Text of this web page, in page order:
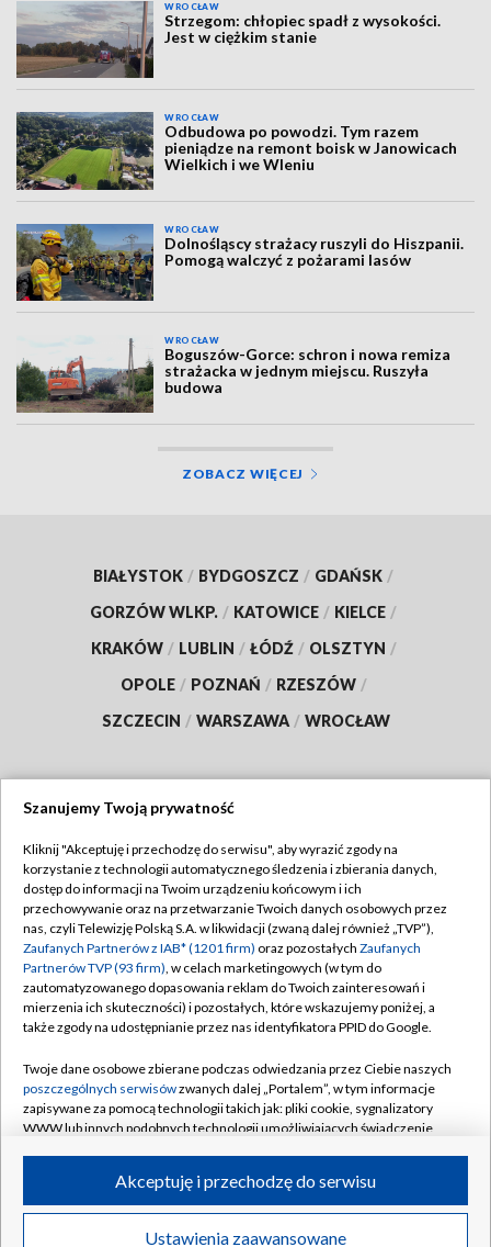
WROCŁAW
Strzegom: chłopiec spadł z wysokości.
Jest w ciężkim stanie
WROCŁAW
Odbudowa po powodzi. Tym razem
pieniądze na remont boisk w Janowicach
Wielkich i we Wleniu
WROCŁAW
Dolnośląscy strażacy ruszyli do Hiszpanii.
Pomogą walczyć z pożarami lasów
WROCŁAW
Boguszów-Gorce: schron i nowa remiza
strażacka w jednym miejscu. Ruszyła
budowa
ZOBACZ WIĘCEJ
BIAŁYSTOK / BYDGOSZCZ / GDAŃSK /
GORZÓW WLKP. / KATOWICE / KIELCE /
KRAKÓW / LUBLIN / ŁÓDŹ / OLSZTYN /
OPOLE / POZNAŃ / RZESZÓW /
SZCZECIN / WARSZAWA / WROCŁAW
TVP
Abonament TVP
Emisja w TVP
Centrum informacji TVP
Naziemna Telewizja Cyfrowa
Rada Programowa
System NOS
Informacje o nadawcy
Program dla prasy
Regulamin TVP
Polityka prywatności
Moje zgody
Pomoc
Kontakt
Kanały
©2026 Telewizja Polska S.A. w likwidacji
Szanujemy Twoją prywatność
Kliknij "Akceptuję i przechodzę do serwisu", aby wyrazić zgody na
korzystanie z technologii automatycznego śledzenia i zbierania danych,
dostęp do informacji na Twoim urządzeniu końcowym i ich
przechowywanie oraz na przetwarzanie Twoich danych osobowych przez
nas, czyli Telewizję Polską S.A. w likwidacji (zwaną dalej również „TVP”),
Zaufanych Partnerów z IAB* (1201 firm) oraz pozostałych Zaufanych
Partnerów TVP (93 firm), w celach marketingowych (w tym do
zautomatyzowanego dopasowania reklam do Twoich zainteresowań i
mierzenia ich skuteczności) i pozostałych, które wskazujemy poniżej, a
także zgody na udostępnianie przez nas identyfikatora PPID do Google.
Twoje dane osobowe zbierane podczas odwiedzania przez Ciebie naszych
poszczególnych serwisówzwanych dalej „Portalem”, w tym informacje
zapisywane za pomocą technologii takich jak: pliki cookie, sygnalizatory
WWW lub innych podobnych technologii umożliwiających świadczenie
ruchu w Internecie.
Twoje dane osobowe zbierane podczas odwiedzania przez Ciebie
Ustawienia zaawansowane
Akceptuję i przechodzę do serwisu